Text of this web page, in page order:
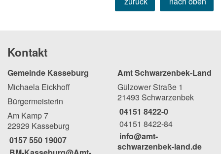
Kontakt
Gemeinde Kasseburg
Michaela Eickhoff
Bürgermeisterin
Am Kamp 7
22929 Kasseburg
0157 550 19007
Amt Schwarzenbek-Land
Gülzower Straße 1
21493 Schwarzenbek
04151 8422-0
04151 8422-84
info@amt-
schwarzenbek-land.de